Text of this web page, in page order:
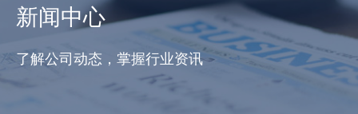
新闻中心
了解公司动态，掌握行业资讯